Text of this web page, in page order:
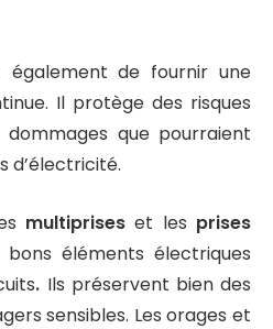
également de fournir une
Il protège des risques
que pourraient
d’électricité.
multipriseset les prises
éléments électriques
. Ils préservent bien des
sensibles. Les orages et